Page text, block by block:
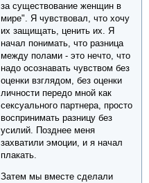
за существование женщин в
мире". Я чувствовал, что хочу
их защищать, ценить их. Я
начал понимать, что разница
между полами - это нечто, что
надо осознавать чувством без
оценки взглядом, без оценки
личности передо мной как
сексуального партнера, просто
воспринимать разницу без
усилий. Позднее меня
захватили эмоции, и я начал
плакать.
Затем мы вместе сделали